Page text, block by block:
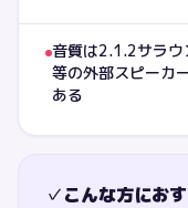
音質は2.1.2サラウ
等の外部スピーカ
ある
✓こんな方にお